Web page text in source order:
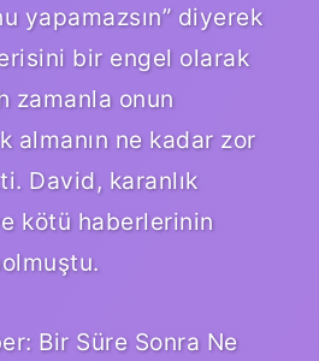
yapamazsın” diyerek
bir engel olarak
zamanla onun
almanın ne kadar zor
David, karanlık
kötü haberlerinin
Bir Süre Sonra Ne